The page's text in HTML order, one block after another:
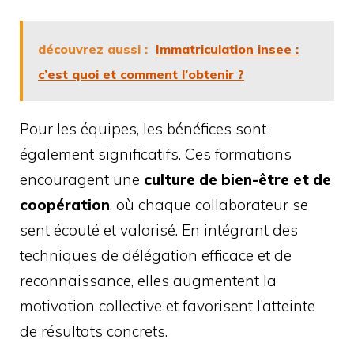
découvrez aussi : Immatriculation insee :
c’est quoi et comment l’obtenir ?
Pour les équipes, les bénéfices sont
également significatifs. Ces formations
encouragent une culture de bien-être et de
coopération, où chaque collaborateur se
sent écouté et valorisé. En intégrant des
techniques de délégation efficace et de
reconnaissance, elles augmentent la
motivation collective et favorisent l’atteinte
de résultats concrets.